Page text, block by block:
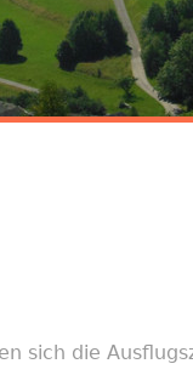
sich die